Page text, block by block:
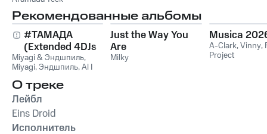
Рекомендованные альбомы
#ТАМАДА
(Extended 4DJs
Pack)
Miyagi & Эндшпиль,
Miyagi,Эндшпиль,Al I
Just the Way You
Are
Milky
Musica
A-Clark,Vinny,
Project
О треке
Лейбл
Eins Droid
Исполнитель